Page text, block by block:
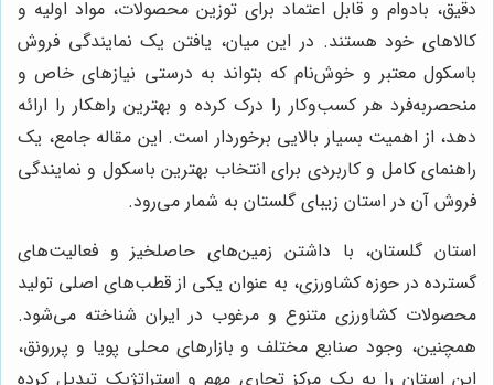
دقیق، بادوام و قابل اعتماد برای توزین محصولات، مواد اولیه و
کالاهای خود هستند. در این میان، یافتن یک نمایندگی فروش
باسکول معتبر و خوش‌نام که بتواند به درستی نیازهای خاص و
منحصربه‌فرد هر کسب‌وکار را درک کرده و بهترین راهکار را ارائه
دهد، از اهمیت بسیار بالایی برخوردار است. این مقاله جامع، یک
راهنمای کامل و کاربردی برای انتخاب بهترین باسکول و نمایندگی
فروش آن در استان زیبای گلستان به شمار می‌رود.
استان گلستان، با داشتن زمین‌های حاصلخیز و فعالیت‌های
گسترده در حوزه کشاورزی، به عنوان یکی از قطب‌های اصلی تولید
محصولات کشاورزی متنوع و مرغوب در ایران شناخته می‌شود.
همچنین، وجود صنایع مختلف و بازارهای محلی پویا و پررونق،
این استان را به یک مرکز تجاری مهم و استراتژیک تبدیل کرده